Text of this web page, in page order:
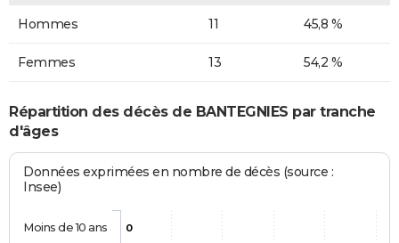
Hommes 11 45,8 %
Femmes 13 54,2 %
Répartition des décès de BANTEGNIES par tranche
d'âges
Données exprimées en nombre de décès (source :
Insee)
0
Moins de 10 ans